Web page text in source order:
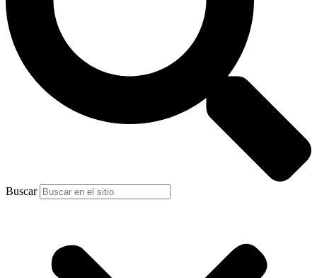
Buscar